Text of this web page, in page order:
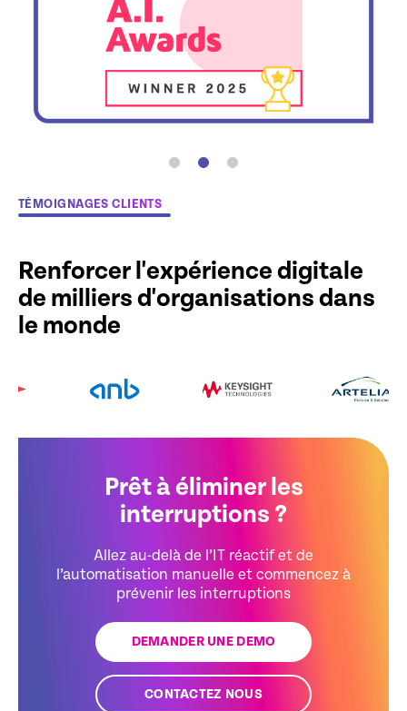
TÉMOIGNAGES CLIENTS
Renforcer l'expérience digitale
de milliers d'organisations dans
le monde
Prêt à éliminer les
interruptions ?
Allez au-delà de l’IT réactif et de
l’automatisation manuelle et commencez à
prévenir les interruptions
DEMANDER UNE DEMO
CONTACTEZ NOUS